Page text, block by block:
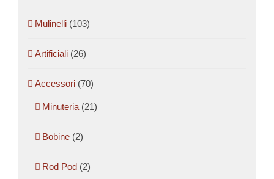
Mulinelli (103)
Artificiali (26)
Accessori (70)
Minuteria (21)
Bobine (2)
Rod Pod (2)